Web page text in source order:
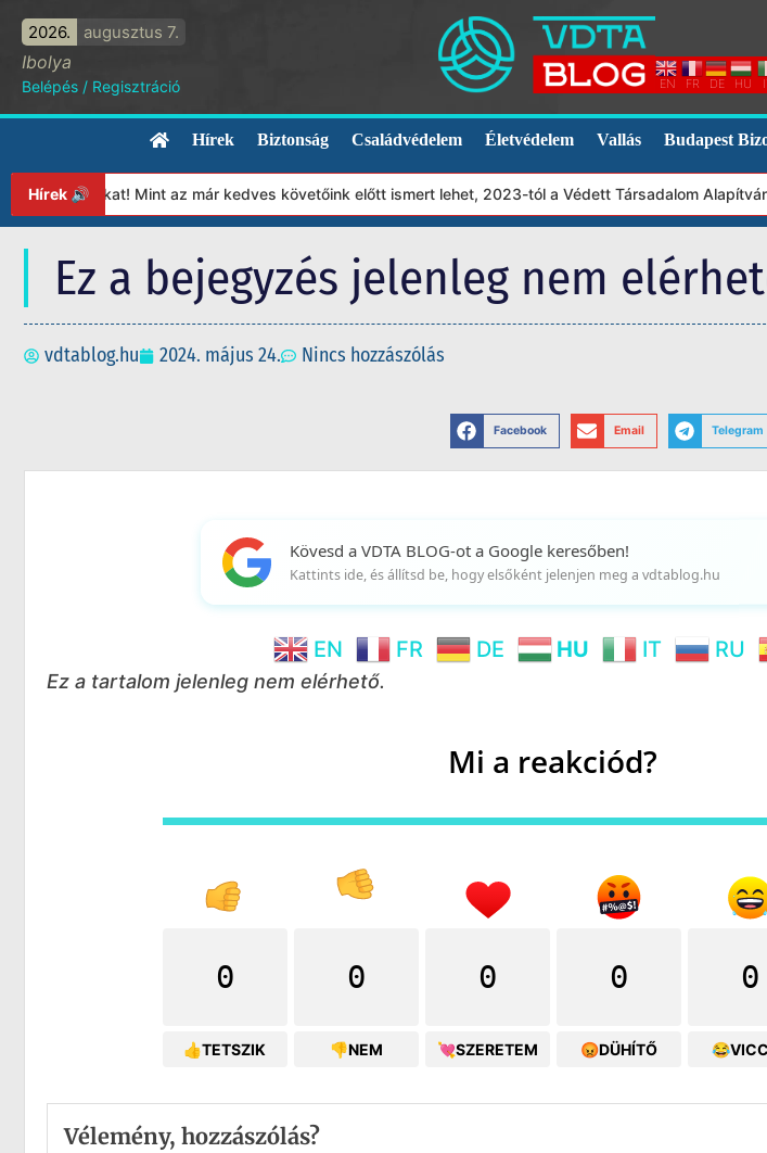
2026. augusztus 7.
Ibolya
Belépés / Regisztráció EN FR DE HU
Hírek Biztonság Családvédelem Életvédelem Vallás Budapest
Hírek 🔊 Mint az már kedves követőink előtt ismert lehet, 2023-tól a Védett Társadalom Alapítvány
Ez a bejegyzés jelenleg nem
vdtablog.hu 2024. május 24. Nincs hozzászólás
Facebook Email Telegram
Kövesd a VDTA BLOG-ot a Google keresőben!
Kattints ide, és állítsd be, hogy elsőként jelenjen meg a vdtablog.hu
EN FR DE HU IT RU
Ez a tartalom jelenleg nem elérhető.
Mi a reakciód?
0
👍TETSZIK
0
👎NEM
0
💘SZERETEM
0
😡DÜHÍTŐ
0
Vélemény, hozzászólás?